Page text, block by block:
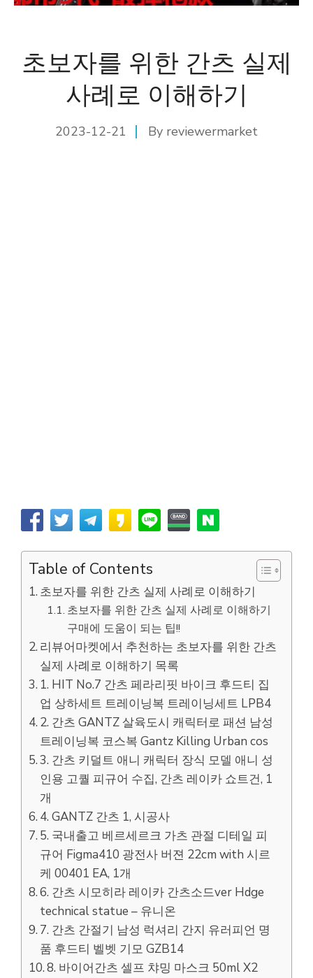
초보자를 위한 간츠 실제
사례로 이해하기
2023-12-21 By reviewermarket
Table of Contents
초보자를 위한 간츠 실제 사례로 이해하기
초보자를 위한 간츠 실제 사례로 이해하기
구매에 도움이 되는 팁!!
리뷰어마켓에서 추천하는 초보자를 위한 간츠
실제 사례로 이해하기 목록
1. HIT No.7 간츠 페라리핏 바이크 후드티 집
업 상하세트 트레이닝복 트레이닝세트 LPB4
2. 간츠 GANTZ 살육도시 캐릭터로 패션 남성
트레이닝복 코스복 Gantz Killing Urban cos
3. 간츠 키덜트 애니 캐릭터 장식 모델 애니 성
인용 고퀄 피규어 수집, 간츠 레이카 쇼트건, 1
개
4. GANTZ 간츠 1, 시공사
5. 국내출고 베르세르크 가츠 관절 디테일 피
규어 Figma410 광전사 버젼 22cm with 시르
케 00401 EA, 1개
6. 간츠 시모히라 레이카 간츠소드ver Hdge
technical statue – 유니온
7. 간츠 간절기 남성 럭셔리 간지 유러피언 명
품 후드티 벨벳 기모 GZB14
8. 바이어간츠 셀프 챠밍 마스크 50ml X2